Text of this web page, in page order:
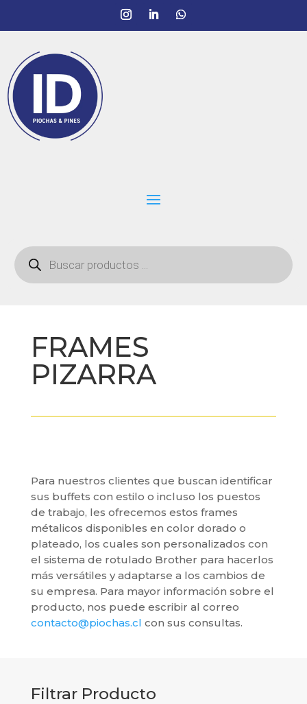
Búsqueda
de
productos
FRAMES
PIZARRA
Para nuestros clientes que buscan identificar
sus buffets con estilo o incluso los puestos
de trabajo, les ofrecemos estos frames
métalicos disponibles en color dorado o
plateado, los cuales son personalizados con
el sistema de rotulado Brother para hacerlos
más versátiles y adaptarse a los cambios de
su empresa. Para mayor información sobre el
producto, nos puede escribir al correo
contacto@piochas.cl con sus consultas.
Filtrar Producto